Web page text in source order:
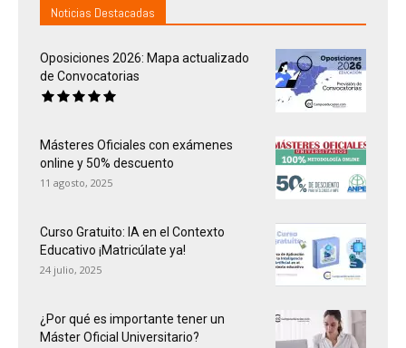
Noticias Destacadas
Oposiciones 2026: Mapa actualizado
de Convocatorias
Másteres Oficiales con exámenes
online y 50% descuento
11 agosto, 2025
Curso Gratuito: IA en el Contexto
Educativo ¡Matricúlate ya!
24 julio, 2025
¿Por qué es importante tener un
Máster Oficial Universitario?